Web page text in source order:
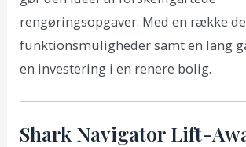
rengøringsopgaver. Med en række
funktionsmuligheder samt en lang
en investering i en renere bolig.
Shark Navigator Lift-